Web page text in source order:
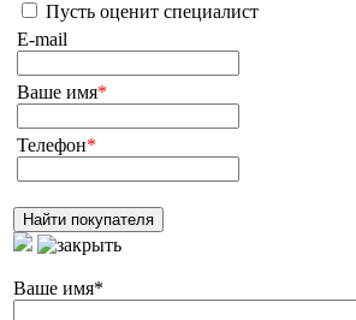
Пусть оценит специалист
E-mail
Ваше имя*
Телефон*
Ваше имя*